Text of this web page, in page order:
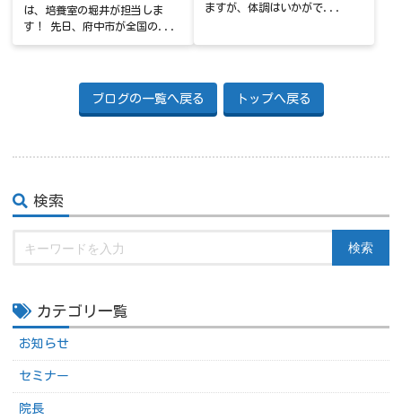
は、培養室の堀井が担当しま
す！ 先日、府中市が全国の...
ますが、体調はいかがで...
ブログの一覧へ戻る トップへ戻る
検索
検索
カテゴリ一覧
お知らせ
セミナー
院長